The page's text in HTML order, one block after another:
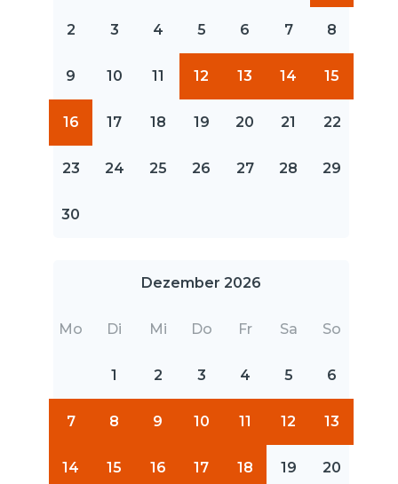
2 3 4 5 6 7 8
9 10 11 12 13 14 15
16 17 18 19 20 21 22
23 24 25 26 27 28 29
30
Dezember 2026
Mo Di Mi Do Fr Sa So
1 2 3 4 5 6
7 8 9 10 11 12 13
14 15 16 17 18 19 20